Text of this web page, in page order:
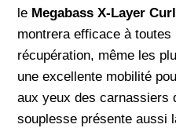
le Megabass X-Layer
montrera efficace à
récupération, même les
une excellente mobilité
aux yeux des carnassiers
souplesse présente aussi